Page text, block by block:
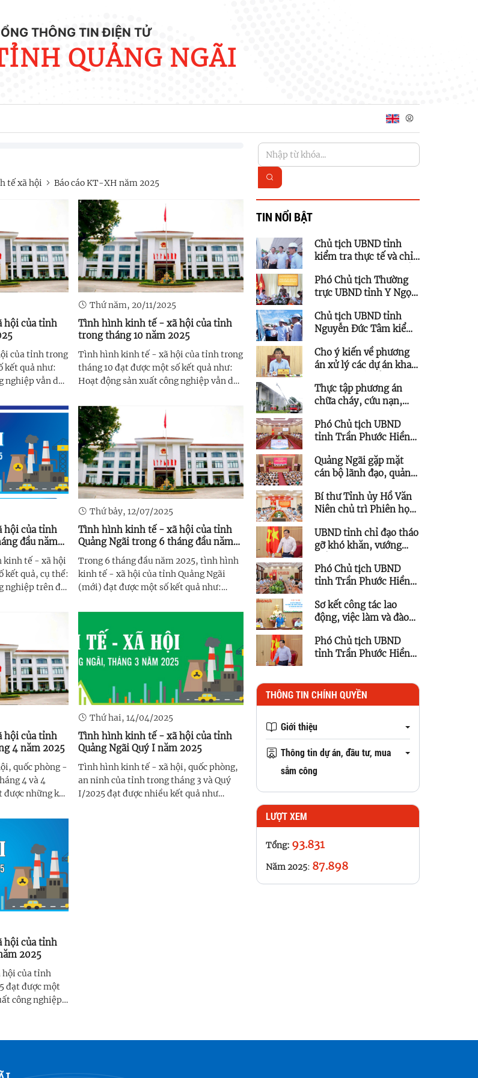
THÔNG TIN ĐIỆN TỬ
QUẢNG NGÃI
tế xã hội Báo cáo KT-XH năm 2025
hội của tỉnh
của tỉnh trong
kết quả như:
nghiệp vẫn duy
công nghiệp
Thứ năm, 20/11/2025
Tình hình kinh tế - xã hội của tỉnh
trong tháng 10 năm 2025
Tình hình kinh tế - xã hội của tỉnh trong
tháng 10 đạt được một số kết quả như:
Hoạt động sản xuất công nghiệp vẫn duy
tích cực, Chỉ số sản xuất công nghiệp
(IIP) tăng 8,16% so với tháng cùng
kỳ. Chỉ số giá ...
hội của tỉnh
đầu năm
kinh tế - xã hội
kết quả, cụ thể:
nghiệp trên địa
công nghiệp
kỳ năm
Thứ bảy, 12/07/2025
Tình hình kinh tế - xã hội của tỉnh
Quảng Ngãi trong 6 tháng đầu năm
Trong 6 tháng đầu năm 2025, tình hình
kinh tế - xã hội của tỉnh Quảng Ngãi
(mới) đạt được một số kết quả như:
(GRDP) 6 tháng đầu năm ước tính đạt
41.690,8 tỷ đồng, tăng 11,51% so với
cùng kỳ năm trước; hoạt động sản ...
hội của tỉnh
4 năm 2025
quốc phòng -
4 và 4
được những kết
tiếp tục tăng
công
Thứ hai, 14/04/2025
Tình hình kinh tế - xã hội của tỉnh
Quảng Ngãi Quý I năm 2025
Tình hình kinh tế - xã hội, quốc phòng,
an ninh của tỉnh trong tháng 3 và Quý
I/2025 đạt được nhiều kết quả như
hội của tỉnh
2025
của tỉnh
đạt được một
công nghiệp,
động thương
TIN NỔI BẬT
Chủ tịch UBND tỉnh
kiểm tra thực tế và chỉ
các dự án giao thông
trọng điểm
Phó Chủ tịch Thường
trực UBND tỉnh Y Ngọc
về thực hiện “Chiến
dịch 500 ngày đêm”
Chủ tịch UBND tỉnh
Nguyễn Đức Tâm kiểm
trọng điểm của Hòa
Phát tại KKT Dung Quất
Cho ý kiến về phương
án xử lý các dự án khai
triển kết cấu hạ tầng
trên địa bàn phía Tây
Thực tập phương án
chữa cháy, cứu nạn,
Hội nghị và Triển lãm
tỉnh Quảng Ngãi
Phó Chủ tịch UBND
tỉnh Trần Phước Hiền
triển khai thực hiện
Nghị quyết 57
Quảng Ngãi gặp mặt
cán bộ lãnh đạo, quản
Thường vụ Tỉnh ủy
quản lý được quy hoạch
Bí thư Tỉnh ủy Hồ Văn
Niên chủ trì Phiên họp
trình trọng điểm
UBND tỉnh chỉ đạo tháo
gỡ khó khăn, vướng
đọng, kéo dài
Phó Chủ tịch UBND
tỉnh Trần Phước Hiền
Ứng dụng Khoa học và
Công nghệ
Sơ kết công tác lao
động, việc làm và đào
năm 2026
Phó Chủ tịch UBND
tỉnh Trần Phước Hiền
trên địa bàn tỉnh
THÔNG TIN CHÍNH QUYỀN
Giới thiệu
Thông tin dự án, đầu tư, mua
sắm công
LƯỢT XEM
Tổng: 93.831
Năm 2025: 87.898